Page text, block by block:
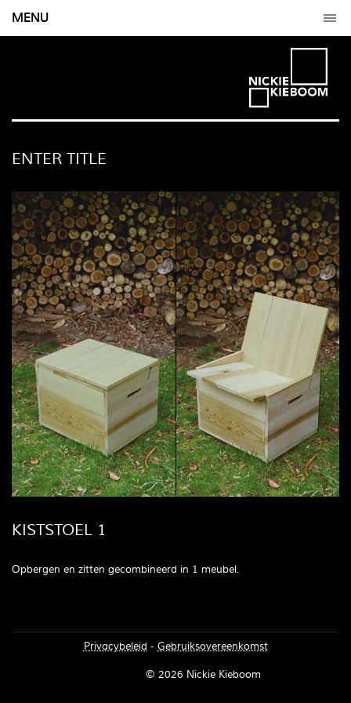
MENU
ENTER TITLE
KISTSTOEL 1
Opbergen en zitten gecombineerd in 1 meubel.
Privacybeleid - Gebruiksovereenkomst
© 2026 Nickie Kieboom